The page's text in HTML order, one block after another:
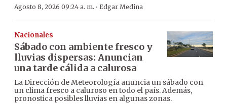
Agosto 8, 2026 09:24 a. m. · Edgar Medina
Nacionales
Sábado con ambiente fresco y
lluvias dispersas: Anuncian
una tarde cálida a calurosa
La Dirección de Meteorología anuncia un sábado con
un clima fresco a caluroso en todo el país. Además,
pronostica posibles lluvias en algunas zonas.